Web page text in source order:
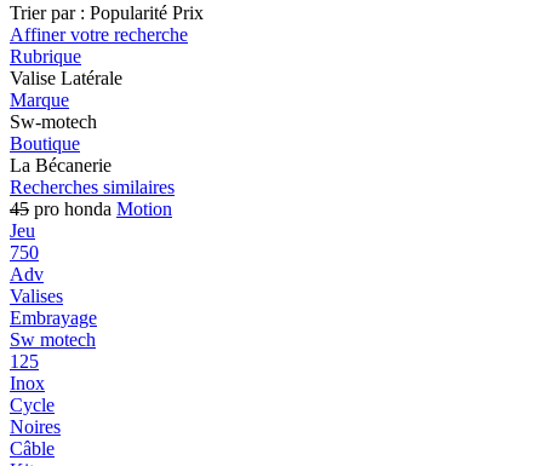
Trier par : Popularité Prix
Affiner votre recherche
Rubrique
Valise Latérale
Marque
Sw-motech
Boutique
La Bécanerie
Recherches similaires
45 pro honda Motion
Jeu
750
Adv
Valises
Embrayage
Sw motech
125
Inox
Cycle
Noires
Câble